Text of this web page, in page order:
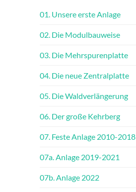
01. Unsere erste Anlage
02. Die Modulbauweise
03. Die Mehrspurenplatte
04. Die neue Zentralplatte
05. Die Waldverlängerung
06. Der große Kehrberg
07. Feste Anlage 2010-2018
07a. Anlage 2019-2021
07b. Anlage 2022